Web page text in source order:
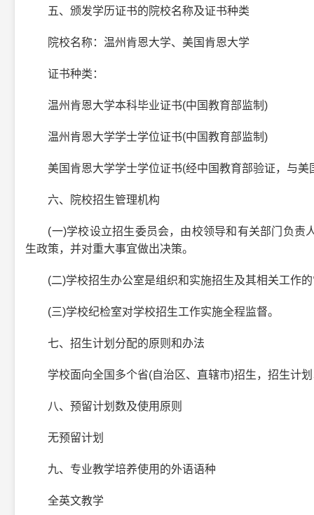
五、颁发学历证书的院校名称及证书种类
院校名称：温州肯恩大学、美国肯恩大学
证书种类：
温州肯恩大学本科毕业证书(中国教育部监制)
温州肯恩大学学士学位证书(中国教育部监制)
美国肯恩大学学士学位证书(经中国教育部验证，与美
六、院校招生管理机构
(一)学校设立招生委员会，由校领导和有关部门负责
生政策，并对重大事宜做出决策。
(二)学校招生办公室是组织和实施招生及其相关工作的
(三)学校纪检室对学校招生工作实施全程监督。
七、招生计划分配的原则和办法
学校面向全国多个省(自治区、直辖市)招生，招生计划
八、预留计划数及使用原则
无预留计划
九、专业教学培养使用的外语语种
全英文教学